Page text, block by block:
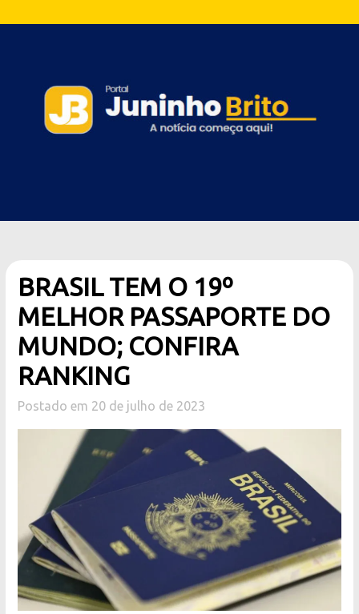
BRASIL TEM O 19º
MELHOR PASSAPORTE DO
MUNDO; CONFIRA
RANKING
Postado em 20 de julho de 2023